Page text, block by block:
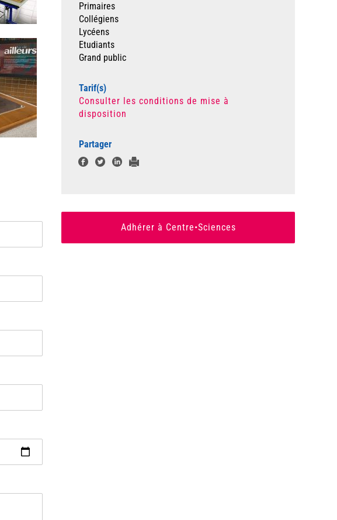
Primaires
Collégiens
Lycéens
Etudiants
Grand public
Tarif(s)
Consulter les conditions de mise à
disposition
Partager
Adhérer à Centre•Sciences